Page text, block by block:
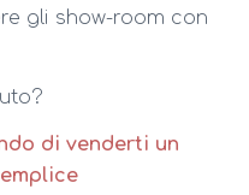
gli show-room con
di venderti un